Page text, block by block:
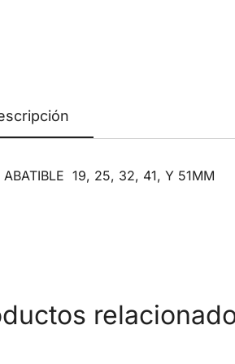
ABATIBLE 19, 25, 32, 41, Y 51MM